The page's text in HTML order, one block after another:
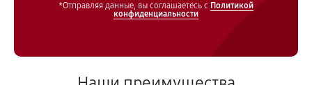
*Отправляя данные, вы соглашаетесь с Политикой
конфиденциальности